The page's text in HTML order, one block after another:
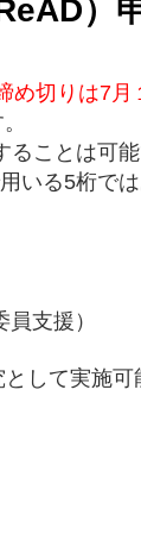
）
切りは7月
ことは可能
いる5桁で
支援）
して実施可